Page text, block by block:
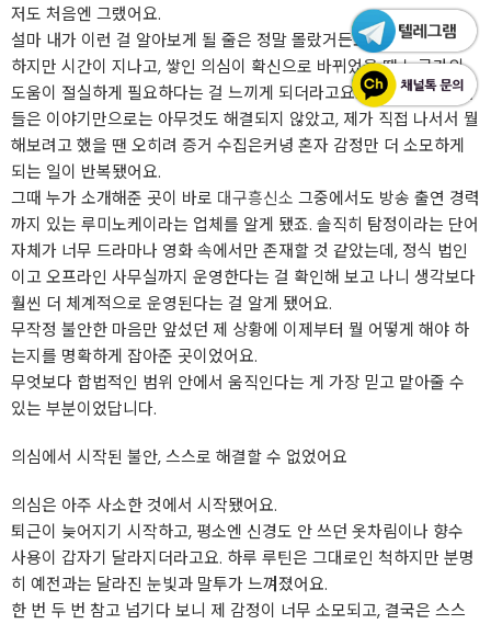
저도 처음엔 그랬어요.
설마 내가 이런 걸 알아보게 될 줄은 정말 몰랐거든요.
하지만 시간이 지나고, 쌓인 의심이 확신으로 바뀌었을 땐 누군가의
도움이 절실하게 필요하다는 걸 느끼게 되더라고요. 그동안 주변에서
들은 이야기만으로는 아무것도 해결되지 않았고, 제가 직접 나서서 뭘
해보려고 했을 땐 오히려 증거 수집은커녕 혼자 감정만 더 소모하게
되는 일이 반복됐어요.
그때 누가 소개해준 곳이 바로 대구흥신소 그중에서도 방송 출연 경력
까지 있는 루미노케이라는 업체를 알게 됐죠. 솔직히 탐정이라는 단어
자체가 너무 드라마나 영화 속에서만 존재할 것 같았는데, 정식 법인
이고 오프라인 사무실까지 운영한다는 걸 확인해 보고 나니 생각보다
훨씬 더 체계적으로 운영된다는 걸 알게 됐어요.
무작정 불안한 마음만 앞섰던 제 상황에 이제부터 뭘 어떻게 해야 하
는지를 명확하게 잡아준 곳이었어요.
무엇보다 합법적인 범위 안에서 움직인다는 게 가장 믿고 맡아줄 수
있는 부분이었답니다.
의심에서 시작된 불안, 스스로 해결할 수 없었어요
의심은 아주 사소한 것에서 시작됐어요.
퇴근이 늦어지기 시작하고, 평소엔 신경도 안 쓰던 옷차림이나 향수
사용이 갑자기 달라지더라고요. 하루 루틴은 그대로인 척하지만 분명
히 예전과는 달라진 눈빛과 말투가 느껴졌어요.
한 번 두 번 참고 넘기다 보니 제 감정이 너무 소모되고, 결국은 스스